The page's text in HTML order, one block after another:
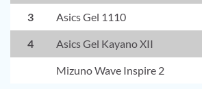
3 Asics Gel 1110
4 Asics Gel Kayano XII
Mizuno Wave Inspire 2